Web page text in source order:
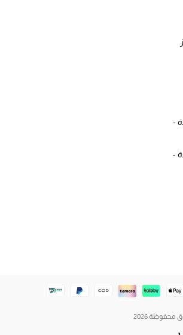
-
-
محفوظة 2026